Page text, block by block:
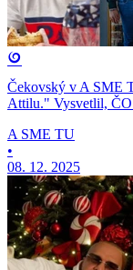
Čekovský v A SME
Attilu." Vysvetlil,
A SME TU
•
08. 12. 2025